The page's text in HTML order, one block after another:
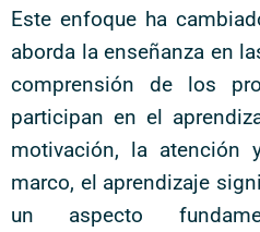
Este enfoque ha
aborda la enseñanza en
comprensión de los
participan en el
motivación, la atención
marco, el aprendizaje
un aspecto